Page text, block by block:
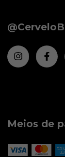
Meios de